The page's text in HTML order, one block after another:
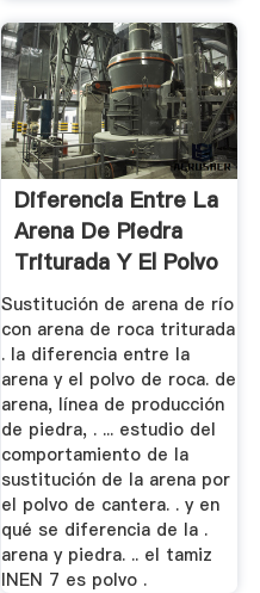
Diferencia Entre La
Arena De Piedra
Triturada Y El Polvo
...
Sustitución de arena de río
con arena de roca triturada
. la diferencia entre la
arena y el polvo de roca. de
arena, línea de producción
de piedra, . ... estudio del
comportamiento de la
sustitución de la arena por
el polvo de cantera. . y en
qué se diferencia de la .
arena y piedra. .. el tamiz
INEN 7 es polvo .